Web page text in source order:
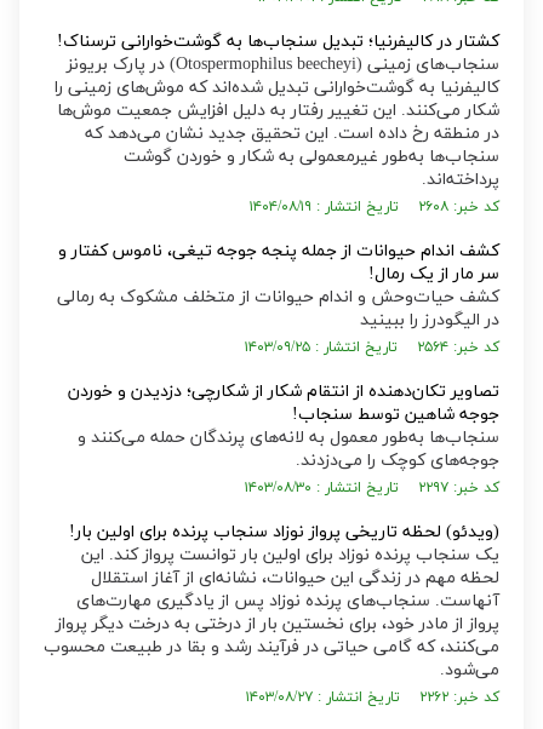
کشتار در کالیفرنیا؛ تبدیل سنجاب‌ها به گوشت‌خوارانی ترسناک!
سنجاب‌های زمینی (Otospermophilus beecheyi) در پارک بریونز
کالیفرنیا به گوشت‌خوارانی تبدیل شده‌اند که موش‌های زمینی را
شکار می‌کنند. این تغییر رفتار به دلیل افزایش جمعیت موش‌ها
در منطقه رخ داده است. این تحقیق جدید نشان می‌دهد که
سنجاب‌ها به‌طور غیرمعمولی به شکار و خوردن گوشت
پرداخته‌اند.
کد خبر: ۲۶۰۸ تاریخ انتشار : ۱۴۰۴/۰۸/۱۹
کشف اندام حیوانات از جمله پنجه جوجه تیغی، ناموس کفتار و
سر مار از یک رمال!
کشف حیات‌وحش و اندام حیوانات از متخلف مشکوک به رمالی
در الیگودرز را ببینید
کد خبر: ۲۵۶۴ تاریخ انتشار : ۱۴۰۳/۰۹/۲۵
تصاویر تکان‌دهنده از انتقام شکار از شکارچی؛ دزدیدن و خوردن
جوجه شاهین توسط سنجاب!
سنجاب‌ها به‌طور معمول به لانه‌های پرندگان حمله می‌کنند و
جوجه‌های کوچک را می‌دزدند.
کد خبر: ۲۲۹۷ تاریخ انتشار : ۱۴۰۳/۰۸/۳۰
(ویدئو) لحظه تاریخی پرواز نوزاد سنجاب پرنده برای اولین بار!
یک سنجاب پرنده نوزاد برای اولین بار توانست پرواز کند. این
لحظه مهم در زندگی این حیوانات، نشانه‌ای از آغاز استقلال
آنهاست. سنجاب‌های پرنده نوزاد پس از یادگیری مهارت‌های
پرواز از مادر خود، برای نخستین بار از درختی به درخت دیگر پرواز
می‌کنند، که گامی حیاتی در فرآیند رشد و بقا در طبیعت محسوب
می‌شود.
کد خبر: ۲۲۶۲ تاریخ انتشار : ۱۴۰۳/۰۸/۲۷